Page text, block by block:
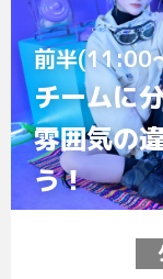
前半(11:00
チームに
雰囲気の
う！